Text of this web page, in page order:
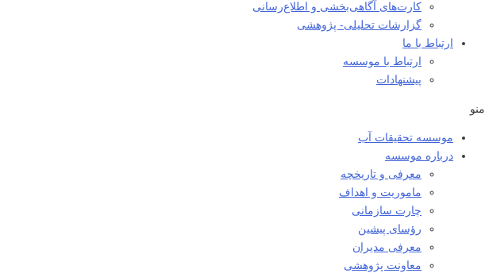
کارت‌های آگاهی‌بخشی و اطلاع‌رسانی
گزارشات تحلیلی- پژوهشی
ارتباط با ما
ارتباط با موسسه
پیشنهادات
منو
موسسه تحقیقات آب
درباره موسسه
معرفی و تاریخچه
ماموریت و اهداف
چارت سازمانی
رؤسای پیشین
معرفی مدیران
معاونت پژوهشی